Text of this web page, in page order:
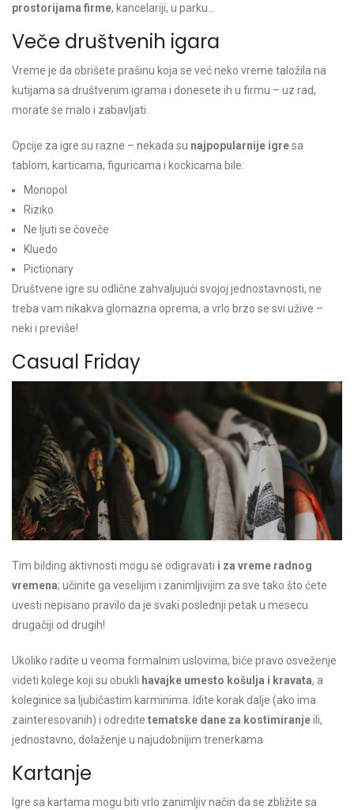
prostorijama firme, kancelariji, u parku…
Veče društvenih igara
Vreme je da obrišete prašinu koja se već neko vreme taložila na
kutijama sa društvenim igrama i donesete ih u firmu – uz rad,
morate se malo i zabavljati.
Opcije za igre su razne – nekada su najpopularnije igresa
tablom, karticama, figuricama i kockicama bile:
Monopol
Riziko
Ne ljuti se čoveče
Kluedo
Pictionary
Društvene igre su odlične zahvaljujući svojoj jednostavnosti, ne
treba vam nikakva glomazna oprema, a vrlo brzo se svi užive –
neki i previše!
Casual Friday
Tim bilding aktivnosti mogu se odigravati i za vreme radnog
vremena; učinite ga veselijim i zanimljivijim za sve tako što ćete
uvesti nepisano pravilo da je svaki poslednji petak u mesecu
drugačiji od drugih!
Ukoliko radite u veoma formalnim uslovima, biće pravo osveženje
videti kolege koji su obukli havajke umesto košulja i kravata, a
koleginice sa ljubičastim karminima. Idite korak dalje (ako ima
zainteresovanih) i odredite tematske dane za kostimiranjeili,
jednostavno, dolaženje u najudobnijim trenerkama
Kartanje
Igre sa kartama mogu biti vrlo zanimljiv način da se zbližite sa